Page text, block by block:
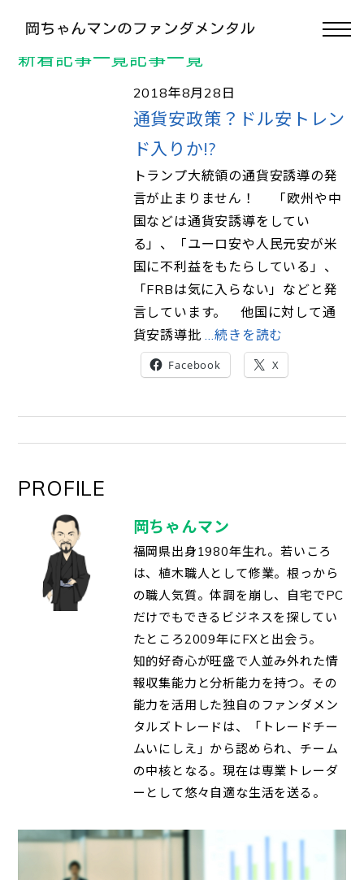
TOP > #S&P500
新着記事一覧記事一覧
2018年8月28日
通貨安政策？ドル安トレン
ド入りか!?
トランプ大統領の通貨安誘導の発
言が止まりません！ 「欧州や中
国などは通貨安誘導をしてい
る」、「ユーロ安や人民元安が米
国に不利益をもたらしている」、
「FRBは気に入らない」などと発
言しています。 他国に対して通
貨安誘導批 …続きを読む
Facebook X
PROFILE
岡ちゃんマン
福岡県出身1980年生れ。若いころ
は、植木職人として修業。根っから
の職人気質。体調を崩し、自宅でPC
だけでもできるビジネスを探してい
たところ2009年にFXと出会う。
知的好奇心が旺盛で人並み外れた情
報収集能力と分析能力を持つ。その
能力を活用した独自のファンダメン
タルズトレードは、「トレードチー
ムいにしえ」から認められ、チーム
の中核となる。現在は専業トレーダ
ーとして悠々自適な生活を送る。